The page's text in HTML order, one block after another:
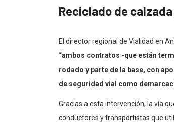
Reciclado de
El director regional de Vialidad en
“ambos contratos -que están
rodado y parte de la base, con
de seguridad vial como
Gracias a esta intervención, la vía
conductores y transportistas que